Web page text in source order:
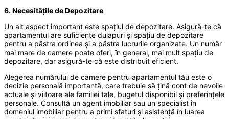
6. Necesitățile de Depozitare
Un alt aspect important este spațiul de depozitare. Asigură-te că
apartamentul are suficiente dulapuri și spațiu de depozitare
pentru a păstra ordinea și a păstra lucrurile organizate. Un număr
mai mare de camere poate oferi, în general, mai mult spațiu de
depozitare, dar asigură-te că este distribuit eficient.
Alegerea numărului de camere pentru apartamentul tău este o
decizie personală importantă, care trebuie să țină cont de nevoile
actuale și viitoare ale familiei tale, bugetul disponibil și preferințele
personale. Consultă un agent imobiliar sau un specialist în
domeniul imobiliar pentru a primi sfaturi și asistență în luarea